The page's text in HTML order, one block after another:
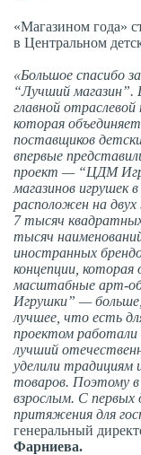
«Магазином года»
в Центральном
«Большое спасибо
“Лучший магазин”.
главной
которая
поставщиков
впервые
проект — “ЦДМ
магазинов
расположен на
7 тысяч
тысяч
иностранных
концепции, которая
масштабные арт-
Игрушки” —
лучшее, что есть
проектом
лучший
уделили традициям
товаров. Поэтому в
взрослым. С первых
притяжения для
генеральный
Фарниева.